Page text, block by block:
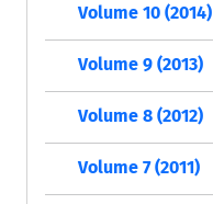
Volume 10 (2014)
Volume 9 (2013)
Volume 8 (2012)
Volume 7 (2011)